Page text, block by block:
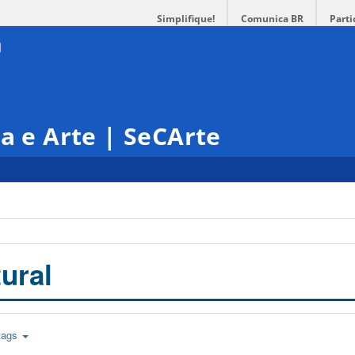
Simplifique! Comunica BR
e Arte | SeCArte